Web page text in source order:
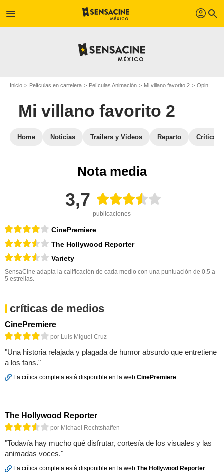
menu profil search
Inicio Películas en cartelera Películas Animación Mi villano favorito 2 Opiniones sobre la película Mi villano favorito 2
Mi villano favorito 2
Home Noticias Trailers y Videos Reparto Críticas
Nota media
3,7
publicaciones
CinePremiere
The Hollywood Reporter
Variety
SensaCine adapta la calificación de cada medio con una puntuación de 0.5 a
5 estrellas.
críticas de medios
CinePremiere
por Luis Miguel Cruz
"Una historia relajada y plagada de humor absurdo que entretiene
a los fans."
La crítica completa está disponible en la web CinePremiere
The Hollywood Reporter
por Michael Rechtshaffen
"Todavía hay mucho qué disfrutar, cortesía de los visuales y las
animadas voces."
La crítica completa está disponible en la web The Hollywood Reporter